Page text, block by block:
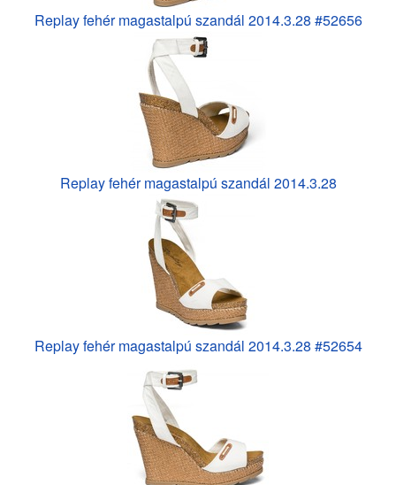
Replay fehér magastalpú szandál 2014.3.28 #52656
Replay fehér magastalpú szandál 2014.3.28
Replay fehér magastalpú szandál 2014.3.28 #52654